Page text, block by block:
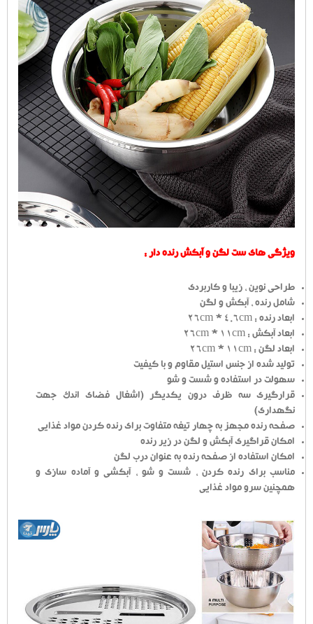
ویژگی های ست لگن و آبکش رنده دار :
طراحی نوین ، زیبا و کاربردی
شامل رنده ، آبکش و لگن
ابعاد رنده : 26cm * 4.6cm
ابعاد آبکش : 26cm * 11cm
ابعاد لگن : 26cm * 11cm
تولید شده از جنس استیل مقاوم و با کیفیت
سهولت در استفاده و شست و شو
قرارگیری سه ظرف درون یکدیگر (اشغال فضای اندک جهت
نگهداری)
صفحه رنده مجهز به چهار تیغه متفاوت برای رنده کردن مواد غذایی
امکان قراگیری آبکش و لگن در زیر رنده
امکان استفاده از صفحه رنده به عنوان درب لگن
مناسب برای رنده کردن ، شست و شو ، آبکشی و آماده سازی و
همچنین سرو مواد غذایی